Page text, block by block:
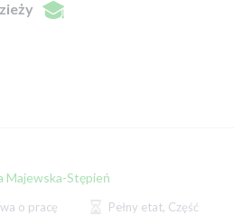
Majewska-Stępień
o pracę
Pełny etat, Część